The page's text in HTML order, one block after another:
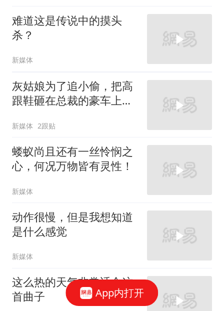
难道这是传说中的摸头
杀？
新媒体
灰姑娘为了追小偷，把高
跟鞋砸在总裁的豪车上，
新媒体 2跟贴
蝼蚁尚且还有一丝怜悯之
心，何况万物皆有灵性！
新媒体
动作很慢，但是我想知道
是什么感觉
新媒体
这么热的天气非常适合这
首曲子
App内打开